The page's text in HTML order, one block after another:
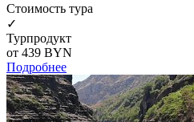
Cтоимость тура
✓
Турпродукт
от 439 BYN
Подробнее